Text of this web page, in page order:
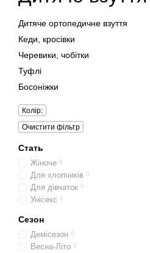
Дитяче ортопедичне взуття
Кеди, кросівки
Черевики, чобітки
Туфлі
Босоніжки
Колір:
Очистити фільтр
Стать
Жіноче 0
Для хлопчиків 0
Для дівчаток 0
Унісекс 0
Сезон
Демісезон 0
Весна-Літо 0